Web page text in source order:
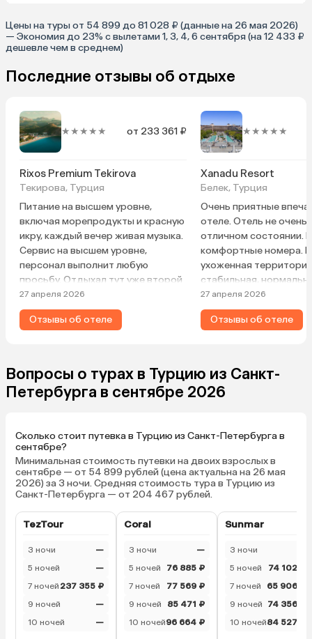
Цены на туры от 54 899 до 81 028 ₽ (данные на 26 мая 2026)
— Экономия до 23% с вылетами 1, 3, 4, 6 сентября (на 12 433 ₽
дешевле чем в среднем)
Последние отзывы об отдыхе
★★★★★ от 233 361 ₽
Rixos Premium Tekirova
Текирова, Турция
Питание на высшем уровне,
включая морепродукты и красную
икру, каждый вечер живая музыка.
Сервис на высшем уровне,
персонал выполнит любую
просьбу. Отдыхал тут уже второй
раз, все идеально, нравится, и
даже номер дали тот, который
был в декабре 2025, похвально,
27 апреля 2026
Отзывы об отеле
★★★★★
Xanadu Resort
Белек, Турция
Очень приятные
отеле. Отель не очень
отличном состоянии.
комфортные номера.
ухоженная
стабильная,
гурманская, но всего
Публика взрослая,
семей с детьми
Заботливый персонал
классно помог мне в
номера. Ребята
приятно удивлен
последнее время). Но
отеля. Надеюсь, что
случайность. Уборка
фактически
Стаканы не мыли,
такого
отеля. Думаю, что это
проблема
который занимался
27 апреля 2026
Отзывы об отеле
Вопросы о турах в Турцию из Санкт-
Петербурга в сентябре 2026
Сколько стоит путевка в Турцию из Санкт-Петербурга в
сентябре?
Минимальная стоимость путевки на двоих взрослых в
сентябре — от 54 899 рублей (цена актуальна на 26 мая
2026) за 3 ночи. Средняя стоимость тура в Турцию из
Санкт-Петербурга — от 204 467 рублей.
TezTour
3 ночи
—
5 ночей
—
7 ночей 237 355 ₽
9 ночей
—
10 ночей
—
Coral
3 ночи
—
5 ночей
76 885 ₽
7 ночей
77 569 ₽
9 ночей
85 471 ₽
10 ночей96 664 ₽
Sunmar
3 ночи
5 ночей
74 102 ₽
7 ночей
65 906 ₽
9 ночей
74 356 ₽
10 ночей84 527 ₽